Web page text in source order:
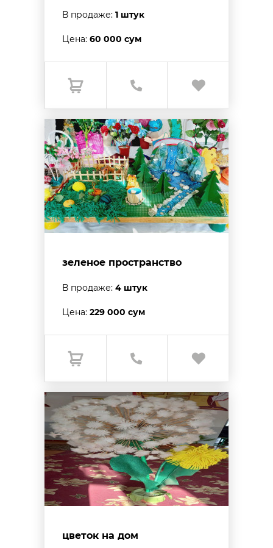
В продаже: 1 штук
Цена: 60 000 сум
зеленое пространство
В продаже: 4 штук
Цена: 229 000 сум
цветок на дом